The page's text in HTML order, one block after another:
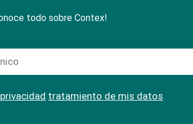
todo sobre Contex!
tratamiento de mis datos